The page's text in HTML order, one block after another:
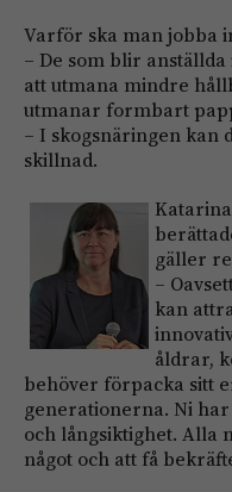
Varför ska man jobba
– De som blir
att utmana mindre
utmanar formbart
– I skogsnäringen
skillnad.
gäller
–
kan
åldrar,
behöver förpacka sitt
generationerna. Ni
och långsiktighet. Alla
något och att få